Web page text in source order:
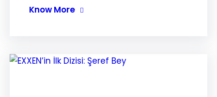
Know More